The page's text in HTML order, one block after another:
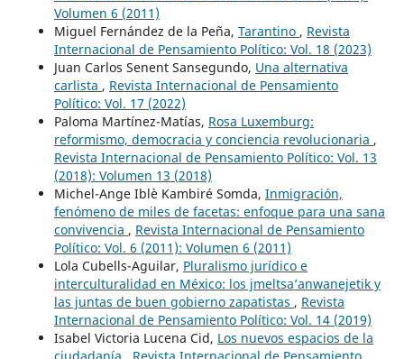
Volumen 6 (2011)
Miguel Fernández de la Peña, Tarantino , Revista
Internacional de Pensamiento Político: Vol. 18 (2023)
Juan Carlos Senent Sansegundo, Una alternativa
carlista , Revista Internacional de Pensamiento
Político: Vol. 17 (2022)
Paloma Martínez-Matías, Rosa Luxemburg:
reformismo, democracia y conciencia revolucionaria ,
Revista Internacional de Pensamiento Político: Vol. 13
(2018): Volumen 13 (2018)
Michel-Ange Iblè Kambiré Somda, Inmigración,
fenómeno de miles de facetas: enfoque para una sana
convivencia , Revista Internacional de Pensamiento
Político: Vol. 6 (2011): Volumen 6 (2011)
Lola Cubells-Aguilar, Pluralismo jurídico e
interculturalidad en México: los jmeltsa’anwanejetik y
las juntas de buen gobierno zapatistas , Revista
Internacional de Pensamiento Político: Vol. 14 (2019)
Isabel Victoria Lucena Cid, Los nuevos espacios de la